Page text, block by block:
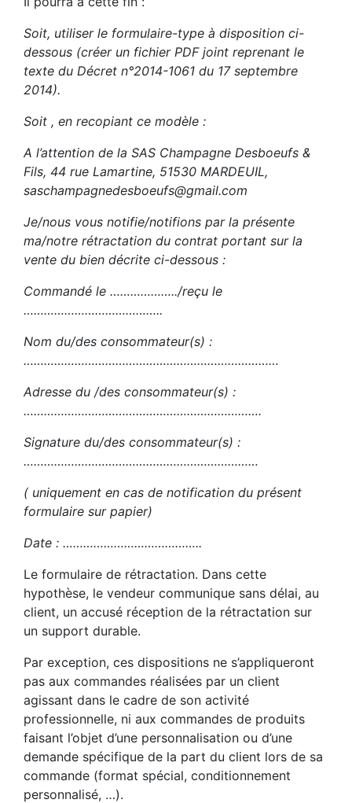
Soit, utiliser le formulaire-type à disposition ci-
dessous (créer un fichier PDF joint reprenant le
texte du Décret n°2014-1061 du 17 septembre
2014).
Soit , en recopiant ce modèle :
A l’attention de la SAS Champagne Desboeufs &
Fils, 44 rue Lamartine, 51530 MARDEUIL,
saschampagnedesboeufs@gmail.com
Je/nous vous notifie/notifions par la présente
ma/notre rétractation du contrat portant sur la
vente du bien décrite ci-dessous :
Commandé le ………………../reçu le
…………………………………..
Nom du/des consommateur(s) :
…………………………………………………………………
Adresse du /des consommateur(s) :
…………………………………………………………….
Signature du/des consommateur(s) :
……………………………………………………………
( uniquement en cas de notification du présent
formulaire sur papier)
Date : …………………………………..
Le formulaire de rétractation. Dans cette
hypothèse, le vendeur communique sans délai, au
client, un accusé réception de la rétractation sur
un support durable.
Par exception, ces dispositions ne s’appliqueront
pas aux commandes réalisées par un client
agissant dans le cadre de son activité
professionnelle, ni aux commandes de produits
faisant l’objet d’une personnalisation ou d’une
demande spécifique de la part du client lors de sa
commande (format spécial, conditionnement
personnalisé, …).